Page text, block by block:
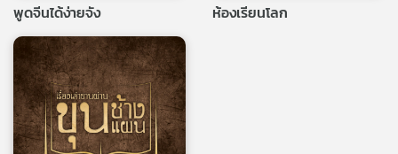
พูดจีนได้ง่ายจัง ห้องเรียนโลก